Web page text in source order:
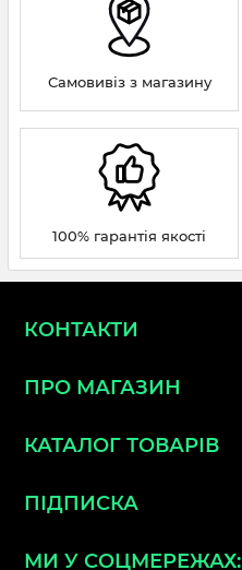
Самовивіз з магазину
100% гарантія якості
КОНТАКТИ
ПРО МАГАЗИН
КАТАЛОГ ТОВАРІВ
ПІДПИСКА
МИ У СОЦМЕРЕЖАХ: